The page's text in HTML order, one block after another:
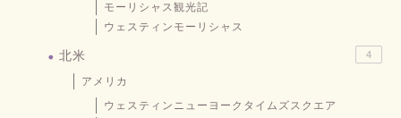
モーリシャス観光記
ウェスティンモーリシャス
北米 4
アメリカ
ウェスティンニューヨークタイムズスクエア